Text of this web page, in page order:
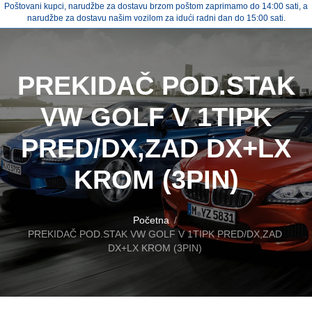
Poštovani kupci, narudžbe za dostavu brzom poštom zaprimamo do 14:00 sati, a
narudžbe za dostavu našim vozilom za idući radni dan do 15:00 sati.
PREKIDAČ POD.STAK
VW GOLF V 1TIPK
PRED/DX,ZAD DX+LX
KROM (3PIN)
Početna
PREKIDAČ POD.STAK VW GOLF V 1TIPK PRED/DX,ZAD
DX+LX KROM (3PIN)